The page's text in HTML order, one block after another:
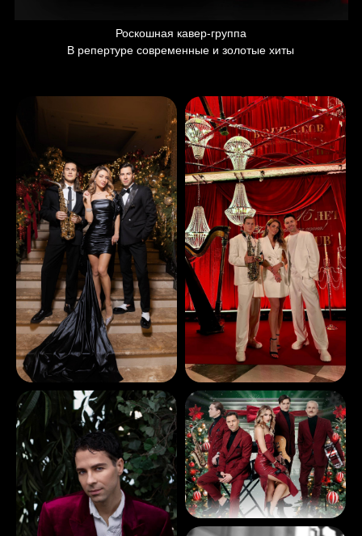
Роскошная кавер-группа
В репертуре современные и золотые хиты